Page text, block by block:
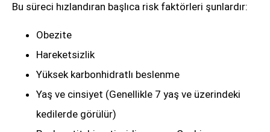
Bu süreci hızlandıran başlıca risk faktörleri şunlardır:
Obezite
Hareketsizlik
Yüksek karbonhidratlı beslenme
Yaş ve cinsiyet (Genellikle 7 yaş ve üzerindeki
kedilerde görülür)